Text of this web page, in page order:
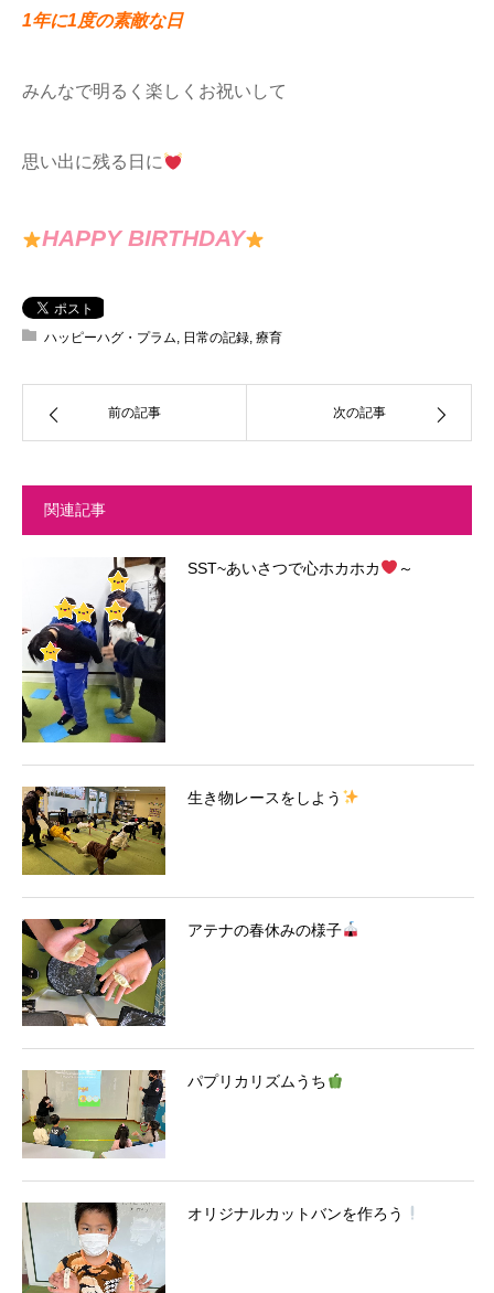
1年に1度の素敵な日
みんなで明るく楽しくお祝いして
思い出に残る日に
HAPPY BIRTHDAY
ハッピーハグ・プラム, 日常の記録, 療育
前の記事 次の記事
関連記事
SST~あいさつで心ホカホカ ～
生き物レースをしよう
アテナの春休みの様子
パプリカリズムうち
オリジナルカットバンを作ろう